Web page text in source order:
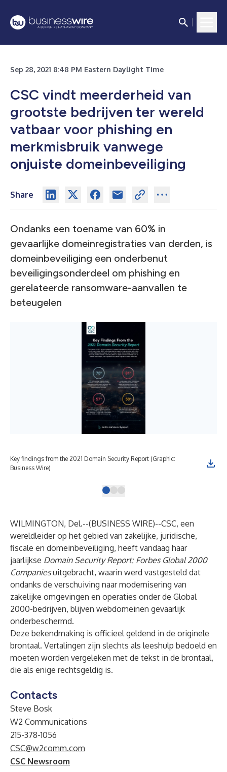
Sep 28, 2021 8:48 PM Eastern Daylight Time
CSC vindt meerderheid van
grootste bedrijven ter wereld
vatbaar voor phishing en
merkmisbruik vanwege
onjuiste domeinbeveiliging
Share
Ondanks een toename van 60% in
gevaarlijke domeinregistraties van derden, is
domeinbeveiliging een onderbenut
beveiligingsonderdeel om phishing en
gerelateerde ransomware-aanvallen te
beteugelen
Key findings from the 2021 Domain Security Report (Graphic:
Business Wire)
WILMINGTON, Del.--(BUSINESS WIRE)--CSC, een
wereldleider op het gebied van zakelijke, juridische,
fiscale en domeinbeveiliging, heeft vandaag haar
jaarlijkse Domain Security Report: Forbes Global 2000
Companiesuitgebracht, waarin werd vastgesteld dat
ondanks de verschuiving naar modernisering van
zakelijke omgevingen en operaties onder de Global
2000-bedrijven, blijven webdomeinen gevaarlijk
onderbeschermd.
Deze bekendmaking is officieel geldend in de originele
brontaal. Vertalingen zijn slechts als leeshulp bedoeld en
moeten worden vergeleken met de tekst in de brontaal,
die als enige rechtsgeldig is.
Contacts
Steve Bosk
W2 Communications
215-378-1056
CSC@w2comm.com
CSC Newsroom